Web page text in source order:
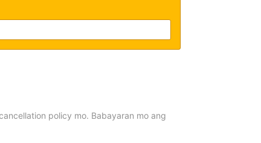
policy mo. Babayaran mo ang